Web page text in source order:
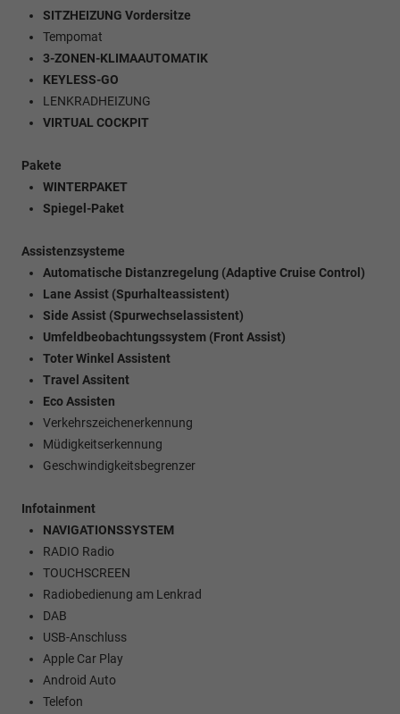
SITZHEIZUNG Vordersitze
Tempomat
3-ZONEN-KLIMAAUTOMATIK
KEYLESS-GO
LENKRADHEIZUNG
VIRTUAL COCKPIT
Pakete
WINTERPAKET
Spiegel-Paket
Assistenzsysteme
Automatische Distanzregelung (Adaptive Cruise Control)
Lane Assist (Spurhalteassistent)
Side Assist (Spurwechselassistent)
Umfeldbeobachtungssystem (Front Assist)
Toter Winkel Assistent
Travel Assitent
Eco Assisten
Verkehrszeichenerkennung
Müdigkeitserkennung
Geschwindigkeitsbegrenzer
Infotainment
NAVIGATIONSSYSTEM
RADIO Radio
TOUCHSCREEN
Radiobedienung am Lenkrad
DAB
USB-Anschluss
Apple Car Play
Android Auto
Telefon